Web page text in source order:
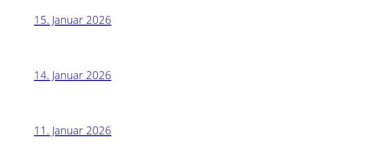
15. Januar 2026
14. Januar 2026
11. Januar 2026